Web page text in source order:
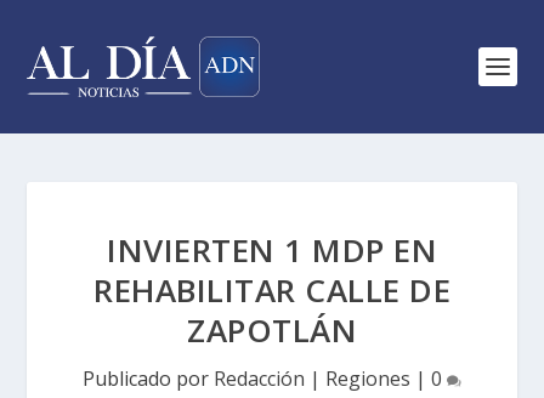
INVIERTEN 1 MDP EN
REHABILITAR CALLE DE
ZAPOTLÁN
Publicado por Redacción | Regiones | 0